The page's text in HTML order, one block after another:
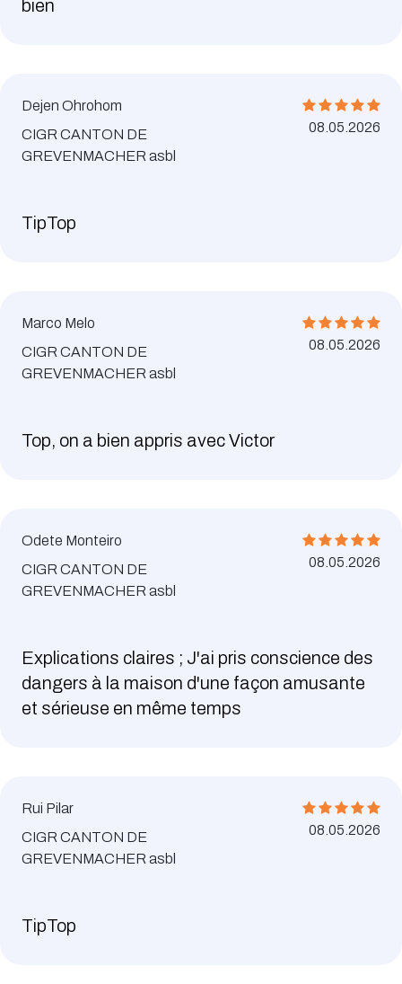
bien
Dejen Ohrohom
CIGR CANTON DE
GREVENMACHER asbl
08.05.2026
TipTop
Marco Melo
CIGR CANTON DE
GREVENMACHER asbl
08.05.2026
Top, on a bien appris avec Victor
Odete Monteiro
CIGR CANTON DE
GREVENMACHER asbl
08.05.2026
Explications claires ; J'ai pris conscience des
dangers à la maison d'une façon amusante
et sérieuse en même temps
Rui Pilar
CIGR CANTON DE
GREVENMACHER asbl
08.05.2026
TipTop